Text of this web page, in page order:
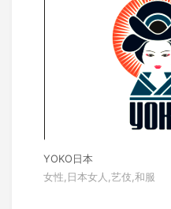
YOKO日本
女性,日本女人,艺伎,和服